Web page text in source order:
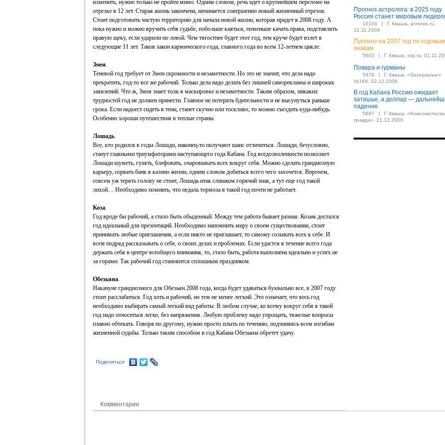
изменить, нужно только не пройти мимо. Одним словом, речь идет о крупнейшем переломе на
отрезке в 12 лет. Старая жизнь закончена, начинается совершенно новый жизненный отрезок.
Стоит подготовить чистую территорию для начала новой жизни, которая придет в 2008 году. А
пока нужно и можно вручить себя судьбе, побольше каяться, поменьше качать права, подставлять
правую щеку, если ударили по левой. Чем тягостнее будет этот год, тем круче будет взлет в
следующие 11 лет. Таков закон кармического года, главного года во всем 12-летнем цикле.
Змея.
Теневой год требует от Змеи скромности и незаметности. Но это не значит, что дела надо
прекратить, год-то все же рабочий. Только дела надо делать без лишней саморекламы и широких
заявлений. Что ж, Змея знает толк в маскировке и незаметности. Таким образом, никаких
трудностей год не должен принести. Главное не потерять бдительности и не высунуться раньше
срока. Если надоест сидеть в тени, станет скучно или тоскливо, то можно съездить куда-нибудь.
Особенно хороши путешествия в теплые страны.
Лошадь.
Все, кто родился в годы Лошади, наконец-то получают шанс отличиться. Лошади, безусловно,
станут главными триумфаторами наступающего года Кабана. Год вседозволенности позволяет
Лошади шуметь, гулять, блефовать, очаровывать всех вокруг себя. Можно сделать грандиозную
карьеру, сорвать банк в казино жизни, одним словом добиться всего чего захочется. Впрочем,
совсем уж терять голову не стоит, Лошадь итак слишком горячий знак, а тут еще год такой
лихой… Необходимо помнить, что педаль тормоза в такой год почти не работает.
Коза.
Год вроде бы рабочий, а стало быть обыденный. Между тем работа бывает разная. Козам достался
год идеальный для презентаций. Необходимо напомнить миру о своем существовании, стоит
принимать любые приглашения, а если никто не приглашает, то самому созывать всех к себе. И
всем подряд рассказывать о себе, о своих делах и проблемах. Если удастся в течение всего года
держать себя в центре всеобщего внимания, то, стало быть, работа выполнена идеально и успех не
за горами. Так рабочий год становится сплошным праздником.
Обезьяна.
Накануне грандиозного для Обезьян 2008 года, когда будет удаваться буквально все, в 2007 году
стоит расслабиться. Год хоть и рабочий, но тем не менее легкий. Это означает, что весь год
необходимо выбирать самый легкий вид работы. В любом случае, ко всему вокруг себя в такой
год надо относиться легко, без напряжения. Любую проблему надо упрощать, тяжелые вопросы
плавно обтекать. Говоря по другому, нужно просто плыть по течению, подчиняясь всем изгибам
жизненной судьбы. Только таким способом в год Кабана Обезьяна обретет удачу.
Поделиться
Комментарии
Прогноз астролога: в 2025 году
Россия станет мировым
10100 |
Г. Кваша, annews.ru,
22.11.2006
Прогноз на 2007 год по годовым
знакам
5603 | Г. Кваша, xsp.ru,
Повара и гурманы
5979 |
Г. Кваша, «Зазеркалье»
№166, 02.12.2006
В год Кабана Россию ожидает
затишье, а доллар —
падение
5687 |
Г. Кваша,
правда», 21.12.2006